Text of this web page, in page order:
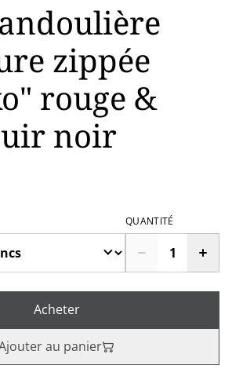
zippée
rouge &
noir
QUANTITÉ
Acheter
au panier